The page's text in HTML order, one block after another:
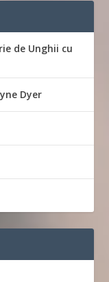
de Unghii cu
Dyer